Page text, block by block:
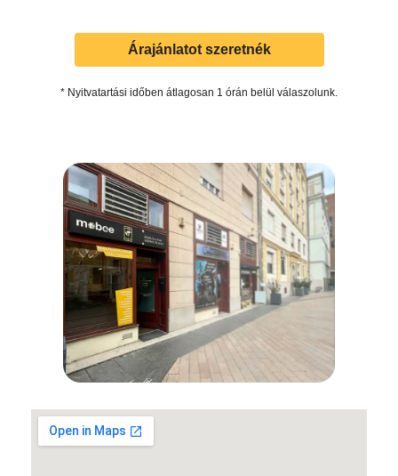
Árajánlatot szeretnék
* Nyitvatartási időben átlagosan 1 órán belül válaszolunk.